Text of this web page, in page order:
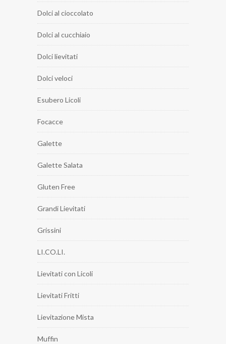
Dolci al cioccolato
Dolci al cucchiaio
Dolci lievitati
Dolci veloci
Esubero Licoli
Focacce
Galette
Galette Salata
Gluten Free
Grandi Lievitati
Grissini
LI.CO.LI.
Lievitati con Licoli
Lievitati Fritti
Lievitazione Mista
Muffin